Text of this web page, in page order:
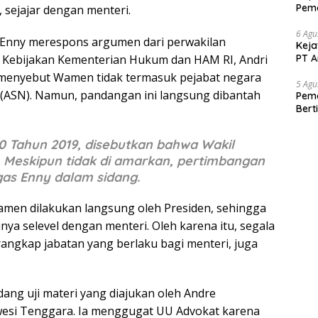
dengan menteri.
merespons argumen dari perwakilan
Kementerian Hukum dan HAM RI, Andri
Wamen tidak termasuk pejabat negara
Namun, pandangan ini langsung dibantah
Tahun 2019, disebutkan bahwa Wakil
tidak di amarkan, pertimbangan
Enny dalam sidang.
dilakukan langsung oleh Presiden, sehingga
selevel dengan menteri. Oleh karena itu, segala
jabatan yang berlaku bagi menteri, juga
uji materi yang diajukan oleh Andre
Tenggara. Ia menggugat UU Advokat karena
6
PT
5